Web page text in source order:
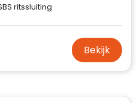
ritssluiting
Bekijk